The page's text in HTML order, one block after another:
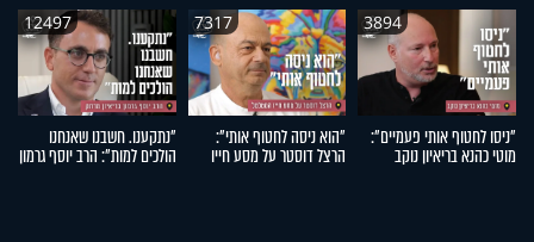
3894
"ניסו לחטוף אותי פעמיים":
מוטי כהנא בריאיון נוקב
7317
"הוא ניסה לחטוף אותי":
הרצל דוסטר על מסע חייו
12497
"נתקענו. חשבנו שאנחנו
הולכים למות": הרב יוסף גרמון